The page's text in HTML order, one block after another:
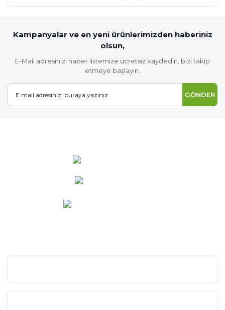
Kampanyalar ve en yeni ürünlerimizden haberiniz
olsun,
E-Mail adresinizi haber listemize ücretsiz kaydedin, bizi takip
etmeye başlayın.
GÖNDER